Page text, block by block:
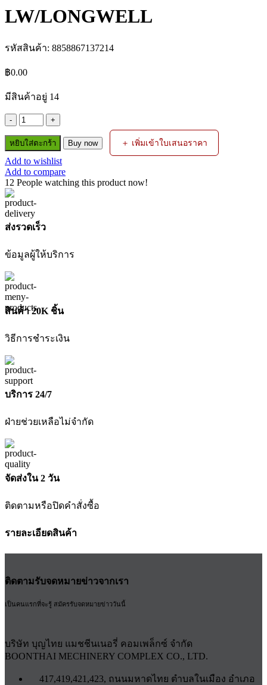
LW/LONGWELL
รหัสสินค้า: 8858867137214
฿0.00
มีสินค้าอยู่ 14
จำนวน
กัน
ไฟ
ย้อน
เกจ์
ลม
LW/LONGWELL
หยิบใส่ตะกร้า Buy now ＋ เพิ่มเข้าใบเสนอราคา
Add to wishlist
Add to compare
12 People watching this product now!
ส่งรวดเร็ว
ข้อมูลผู้ให้บริการ
สินค้า 20K ชิ้น
วิธีการชำระเงิน
บริการ 24/7
ฝ่ายช่วยเหลือไม่จำกัด
จัดส่งใน 2 วัน
ติดตามหรือปิดคำสั่งซื้อ
รายละเอียดสินค้า
ติดตามรับจดหมายข่าวจากเรา
เป็นคนแรกที่จะรู้ สมัครรับจดหมายข่าววันนี้
บริษัท บุญไทย แมชชีนเนอรี่ คอมเพล็กซ์ จำกัด
BOONTHAI MECHINERY COMPLEX CO., LTD.
417,419,421,423, ถนนมหาดไทย ตำบลในเมือง อำเภอ